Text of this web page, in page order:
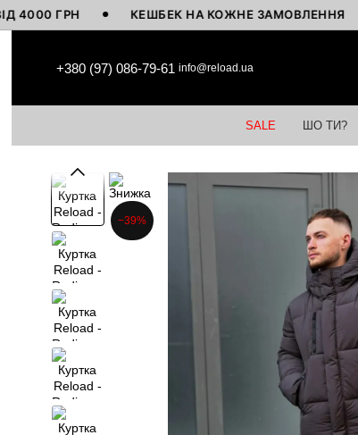
ГРН КЕШБЕК НА КОЖНЕ ЗАМОВЛЕННЯ
+380 (97) 086-79-61 info@reload.ua
SALE ШО ТИ?
−39%